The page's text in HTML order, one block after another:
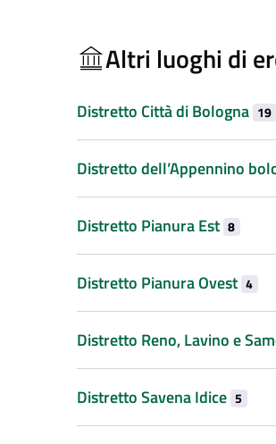
Altri luoghi di
Distretto Città di Bologna 19
Distretto dell’Appennino
Distretto Pianura Est 8
Distretto Pianura Ovest 4
Distretto Reno, Lavino e
Distretto Savena Idice 5